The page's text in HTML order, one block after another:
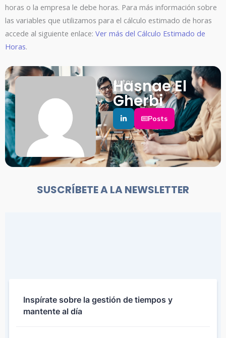
horas o la empresa le debe horas. Para más información sobre
las variables que utilizamos para el cálculo estimado de horas
accede al siguiente enlace: Ver más del Cálculo Estimado de
Horas.
Autor
Hasnae El
Gherbi
Posts
SUSCRÍBETE A LA NEWSLETTER